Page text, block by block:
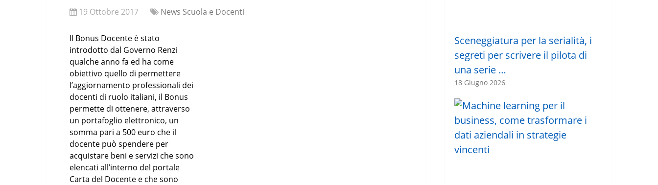
19 Ottobre 2017 News Scuola e Docenti
Il Bonus Docente è stato
introdotto dal Governo Renzi
qualche anno fa ed ha come
obiettivo quello di permettere
l’aggiornamento professionali dei
docenti di ruolo italiani, il Bonus
permette di ottenere, attraverso
un portafoglio elettronico, un
somma pari a 500 euro che il
docente può spendere per
acquistare beni e servizi che sono
elencati all’interno del portale
Carta del Docente e che sono
Sceneggiatura per la serialità, i
segreti per scrivere il pilota di
una serie …
18 Giugno 2026